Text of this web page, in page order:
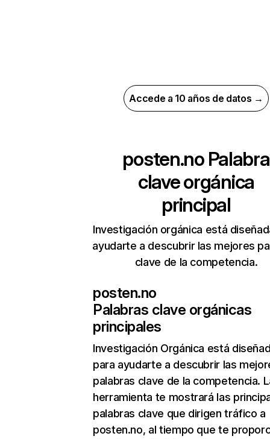
Accede a 10 años de datos →
posten.noPalabra
clave orgánica
principal
Investigación orgánica está
ayudarte a descubrir las mejores
clave de la competencia.
posten.no
Palabras clave orgánicas
principales
Investigación Orgánica está
para ayudarte a descubrir las
palabras clave de la competencia.
herramienta te mostrará las
palabras clave que dirigen tráfico a
posten.no, al tiempo que te